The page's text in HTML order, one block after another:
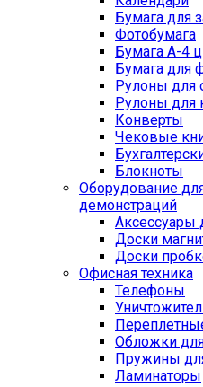
Бумага для
Фотобумага
Бумага А-4
Бумага для
Рулоны для
Рулоны для
Конверты
Чековые
Блокноты
Оборудование
демонстраций
Аксессуары
Доски
Доски
Офисная техника
Телефоны
Обложки
Пружины
Ламинаторы